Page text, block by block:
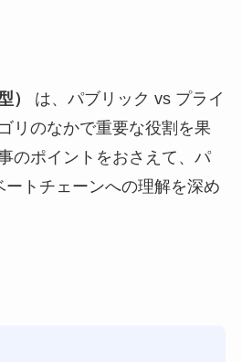
）
は、パブリック vs プライ
リのなかで重要な役割を果
のポイントをおさえて、パ
トチェーンへの理解を深め